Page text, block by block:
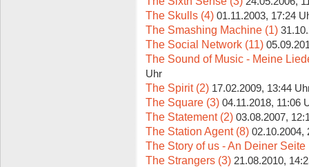
The Skulls (4) 01.11.2003, 17:24
The Smashing Machine (1)
The Social Network (11)
The Sound of Music - Meine
Uhr
The Spirit (2) 17.02.2009, 13:44
The Square (3) 04.11.2018, 11:06
The Statement (2) 03.08.2007,
The Station Agent (8) 02.10.2004,
The Story of us - An Deiner Seite
The Strangers (3) 21.08.2010,